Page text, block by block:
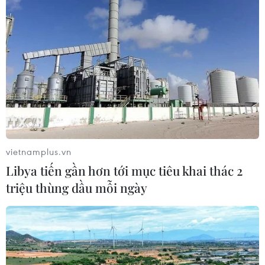
lãm thương mại quốc tế của Ấn Độ
07/08/2026 23:08
Ngân hàng Trung ương Trung Quốc
mua thêm 20 tấn vàng trong tháng 7
07/08/2026 15:21
Chuyên gia quốc tế đánh giá tích cực
về tiền đồng của Việt Nam
07/08/2026 12:46
Phép thử sức chống chịu của kinh tế
vietnamplus.vn
Libya tiến gần hơn tới mục tiêu khai thác 2
triệu thùng dầu mỗi ngày